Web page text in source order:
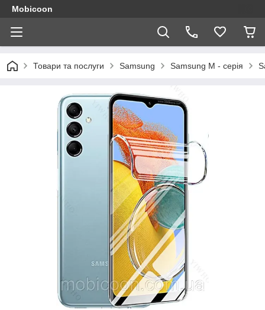
Mobicoon
Товари та послуги Samsung Samsung M - серія